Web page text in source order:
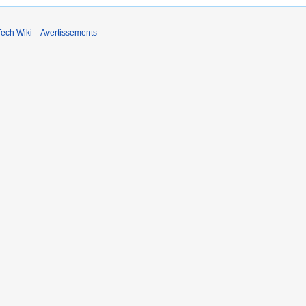
Wiki Avertissements